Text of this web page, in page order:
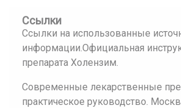
Ссылки
Ссылки на использованные
информации.Официальная
препарата Холензим.
Современные лекарственные
практическое руководство.